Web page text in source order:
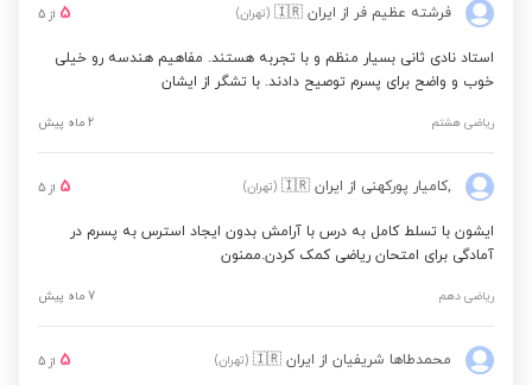
فرشته عظیم فر از ایران 🇮🇷 (تهران) 5 از 5
استاد نادی ثانی بسیار منظم و با تجربه هستند. مفاهیم هندسه رو خیلی
خوب و واضح برای پسرم توصیح دادند. با تشگر از ایشان
ریاضی هشتم 2 ماه پیش
,کامیار پورکهنی از ایران 🇮🇷 (تهران) 5 از 5
ایشون با تسلط کامل به درس با آرامش بدون ایجاد استرس به پسرم در
آمادگی برای امتحان ریاضی کمک کردن.ممنون
ریاضی دهم 7 ماه پیش
محمدطاها شریفیان از ایران 🇮🇷 (تهران) 5 از 5